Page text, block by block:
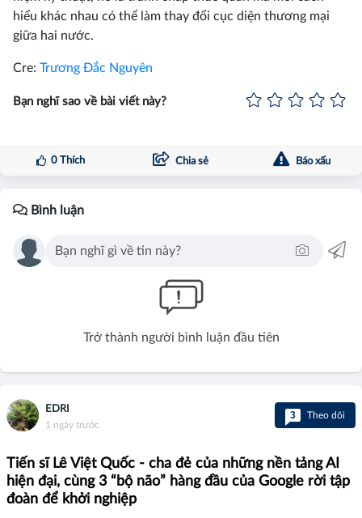
hiểu khác nhau có thể làm thay đổi cục diện thương mại
giữa hai nước.
Cre: Trương Đắc Nguyên
Bạn nghĩ sao về bài viết này?
0Thích Chia sẻ Báo xấu
Bình luận
Trở thành người bình luận đầu tiên
EDRI
1 ngày trước
3 Theo dõi
Tiến sĩ Lê Việt Quốc - cha đẻ của những nền tảng AI
hiện đại, cùng 3 “bộ não” hàng đầu của Google rời tập
đoàn để khởi nghiệp